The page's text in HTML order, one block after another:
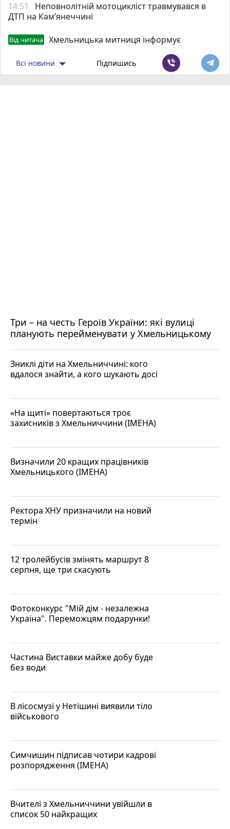
14:51
Неповнолітній мотоцикліст травмувався в
ДТП на Кам’янеччині
Від читача Хмельницька митниця інформує
Всі новини Підпишись
Три – на честь Героїв України: які вулиці
планують перейменувати у Хмельницькому
Зниклі діти на Хмельниччині: кого
вдалося знайти, а кого шукають досі
«На щиті» повертаються троє
захисників з Хмельниччини (ІМЕНА)
Визначили 20 кращих працівників
Хмельницького (ІМЕНА)
Ректора ХНУ призначили на новий
термін
12 тролейбусів змінять маршрут 8
серпня, ще три скасують
Фотоконкурс "Мій дім - незалежна
Україна". Переможцям подарунки!
Частина Виставки майже добу буде
без води
В лісосмузі у Нетішині виявили тіло
військового
Симчишин підписав чотири кадрові
розпорядження (ІМЕНА)
Вчителі з Хмельниччини увійшли в
список 50 найкращих